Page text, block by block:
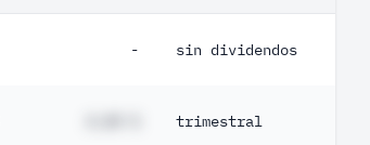
- sin dividendos
trimestral